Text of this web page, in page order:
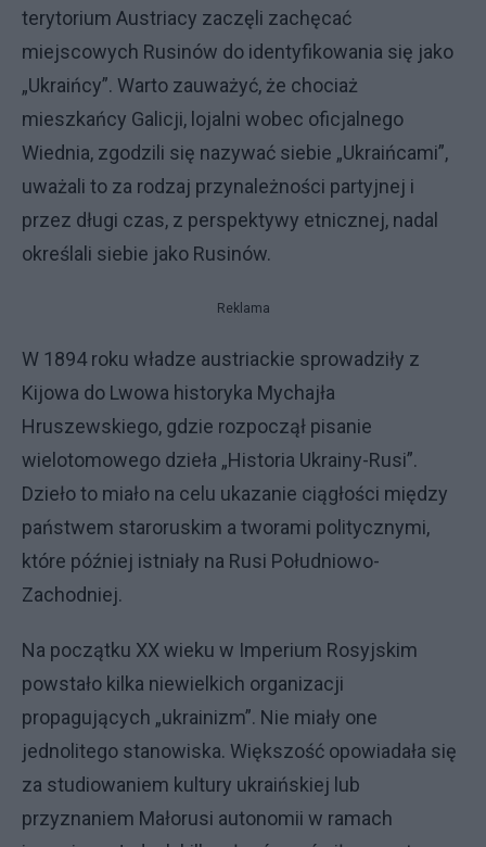
terytorium Austriacy zaczęli zachęcać
miejscowych Rusinów do identyfikowania się jako
„Ukraińcy”. Warto zauważyć, że chociaż
mieszkańcy Galicji, lojalni wobec oficjalnego
Wiednia, zgodzili się nazywać siebie „Ukraińcami”,
uważali to za rodzaj przynależności partyjnej i
przez długi czas, z perspektywy etnicznej, nadal
określali siebie jako Rusinów.
Reklama
W 1894 roku władze austriackie sprowadziły z
Kijowa do Lwowa historyka Mychajła
Hruszewskiego, gdzie rozpoczął pisanie
wielotomowego dzieła „Historia Ukrainy-Rusi”.
Dzieło to miało na celu ukazanie ciągłości między
państwem staroruskim a tworami politycznymi,
które później istniały na Rusi Południowo-
Zachodniej.
Na początku XX wieku w Imperium Rosyjskim
powstało kilka niewielkich organizacji
propagujących „ukrainizm”. Nie miały one
jednolitego stanowiska. Większość opowiadała się
za studiowaniem kultury ukraińskiej lub
przyznaniem Małorusi autonomii w ramach